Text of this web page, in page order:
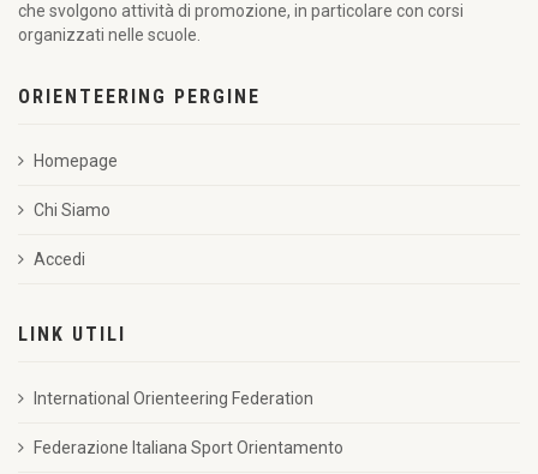
che svolgono attività di promozione, in particolare con corsi
organizzati nelle scuole.
ORIENTEERING PERGINE
Homepage
Chi Siamo
Accedi
LINK UTILI
International Orienteering Federation
Federazione Italiana Sport Orientamento